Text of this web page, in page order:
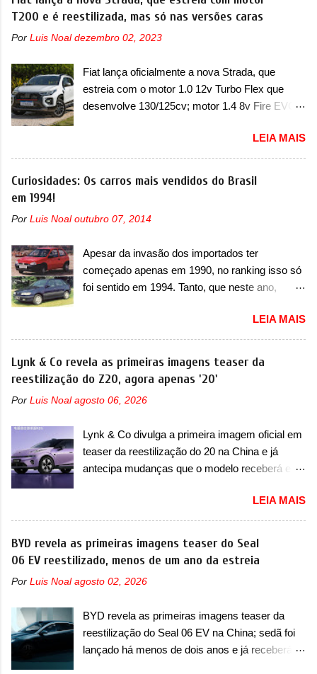
compacto A10. Basicamente sendo o hatch do
SUV, o A05 nasce com um design que está
possui faróis com um desenho mais retangular,
com um pequeno prolongamento para as
laterais. Os faróis cont...
Limited, com unidades de ano/modelo 2023 e
unidades afetadas precisam retornar a uma
dois problemas. O primeiro deles será uma
atualização do software do módulo de controle
da bateria (AHCP e HCP). Para alguns veículos
verificação e, se necessário, a substituição do
motor do ventilador HVAC (aquecimento,
ventilação e ar-condicionado). A marca também
uma sobrecarga do microprocessador do
poderá causar a perda de força motriz,
requerendo a atualização do software do
modulo de...
T200 e é reestilizada, mas só nas versões caras
Por Luis Noal dezembro 02, 2023
Fiat lança oficialmente a nova Strada, que
estreia com o motor 1.0 12v Turbo Flex que
desenvolve 130/125cv; motor 1.4 8v Fire EVO
oficialmente a nova Strada, que aparece com
mudanças visuais e com uma nova opção de
motor. Depois da picape compacta receber o
motor 1.0 12v Turbo Flex, conhecido como
Strada soube ser mutável com avanços
importantes que a concorrência nunca
conseguiu acompanhar e agora ela abre uma
T200, que estreou nos irmãos Pulse e
Fastback. "A Fiat Strada é mais do que uma
picape, é uma verdadeira revolução no
mercado automotivo. Há alguns anos era
improvável pensar que uma picape chagaria ao
Strada fez. Mais do que isso: ela é a prova viva
que time que está ganhando se mexe sim. Ao
longo da sua história, ela...
LEIA MAIS
Curiosidades: Os carros mais vendidos do Brasil
em 1994!
Por Luis Noal outubro 07, 2014
Apesar da invasão dos importados ter
começado apenas em 1990, no ranking isso só
foi sentido em 1994. Tanto, que neste ano,
começar pelo Chevrolet Corsa, o mais
destacado deles no ranking que perdurou no
nosso mercado até início de 2012 e com
certeza foi um grandioso lançamento da
Chevrolet que assustou a concorrência. Nesse
ano também era lançada a nova geração do
ganhava uma nova geração feita do zero,
apelidada de "Bolinha" por suas formas
arredondadas. Além do Gol, outro Volkswagen
versão hatchback do Logus que chegava
depois de um ano de atraso. A invasão de 1994
foi marcava pelos franceses, alemães,
japoneses e coreanos que chegaram
arrancando corações em nosso mercado. Os
vendas em 1994 foram o Renault R19 que
vinha em 3 versões de carroceria, sendo duas
do hatch e o sedan, a famosa Kia Besta, o Vol...
LEIA MAIS
Lynk & Co revela as primeiras imagens teaser da
reestilização do Z20, agora apenas '20'
Por Luis Noal agosto 06, 2026
Lynk & Co divulga a primeira imagem oficial em
teaser da reestilização do 20 na China e já
antecipa mudanças que o modelo receberá em
apresentar na China as primeiras mudanças
para o Z20, um misto de hatch com SUV que é
vendido no mercado chinês desde o
lançamento, em 2024. Agora, o modelo passará
mudará de nome. Vendido na Europa como 02
vendido na China apenas como ‘20’. Junto das
mudanças visuais, a marca confirmou que ele
pode ser um dos primeiros produtos da
LEIA MAIS
BYD revela as primeiras imagens teaser do Seal
06 EV reestilizado, menos de um ano da estreia
Por Luis Noal agosto 02, 2026
BYD revela as primeiras imagens teaser da
reestilização do Seal 06 EV na China; sedã foi
lançado há menos de dois anos e já receberá a